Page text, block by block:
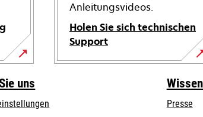
Anleitungsvideos.
Holen Sie sich technischen
Support
wird
uns
Presse